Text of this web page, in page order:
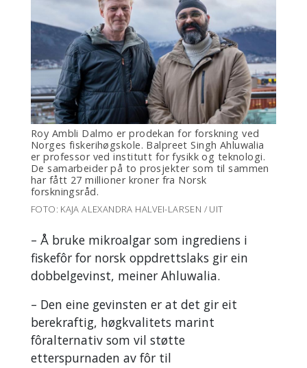
Roy Ambli Dalmo er prodekan for forskning ved
Norges fiskerihøgskole. Balpreet Singh Ahluwalia
er professor ved institutt for fysikk og teknologi.
De samarbeider på to prosjekter som til sammen
har fått 27 millioner kroner fra Norsk
forskningsråd.
FOTO: KAJA ALEXANDRA HALVEI-LARSEN / UIT
– Å bruke mikroalgar som ingrediens i
fiskefôr for norsk oppdrettslaks gir ein
dobbelgevinst, meiner Ahluwalia.
– Den eine gevinsten er at det gir eit
berekraftig, høgkvalitets marint
fôralternativ som vil støtte
etterspurnaden av fôr til